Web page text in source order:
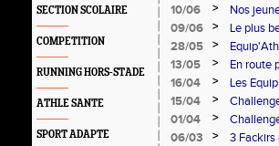
SECTION SCOLAIRE
COMPETITION
RUNNING HORS-STADE
ATHLE SANTE
SPORT ADAPTE
10/06
>
Nos
09/06
>
Le plus
28/05
>
13/05
>
En route
16/04
>
Les
15/04
>
01/04
>
06/03
>
3 Fackirs